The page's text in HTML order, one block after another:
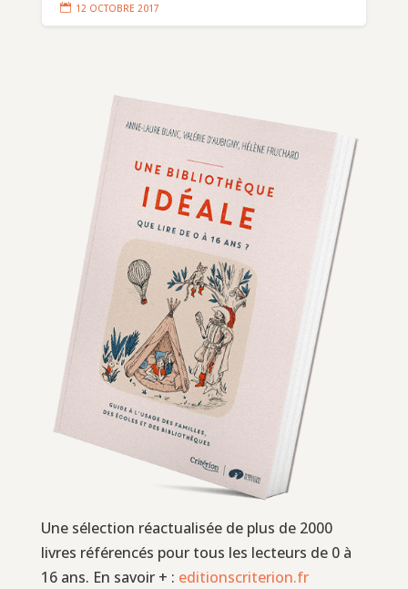
 12 OCTOBRE 2017
Une sélection réactualisée de plus de 2000
livres référencés pour tous les lecteurs de 0 à
16 ans. En savoir + : editionscriterion.fr